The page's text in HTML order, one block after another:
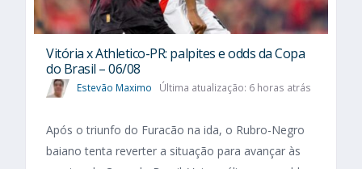
Vitória x Athletico-PR: palpites e odds da Copa
do Brasil – 06/08
Estevão Maximo Última atualização: 6 horas atrás
Após o triunfo do Furacão na ida, o Rubro-Negro
baiano tenta reverter a situação para avançar às